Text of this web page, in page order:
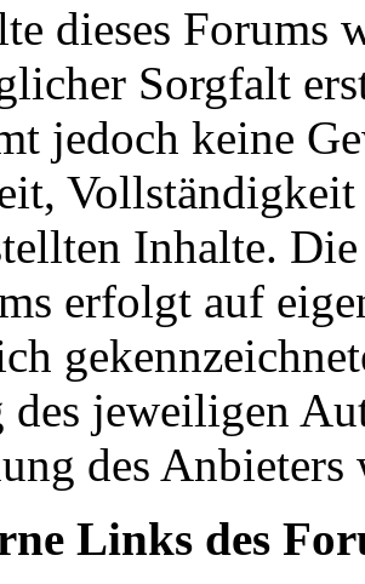
dieses Forums
Sorgfalt
jedoch keine
Inhalte.
erfolgt auf
des jeweiligen
des Anbieters
Links des